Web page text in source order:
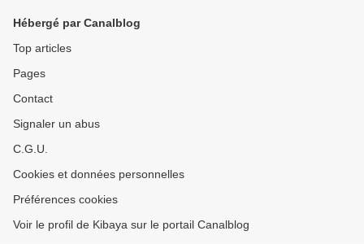
Hébergé par Canalblog
Top articles
Pages
Contact
Signaler un abus
C.G.U.
Cookies et données personnelles
Préférences cookies
Voir le profil de Kibaya sur le portail Canalblog